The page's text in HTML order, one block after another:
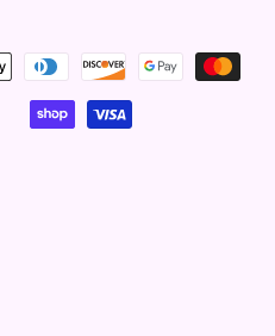
Modalità
di
pagamento